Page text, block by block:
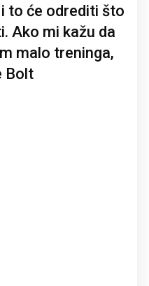
to će odrediti što
Ako mi kažu da
malo treninga,
Bolt